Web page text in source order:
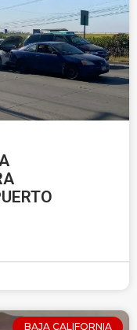
BAJA CALIFORNIA